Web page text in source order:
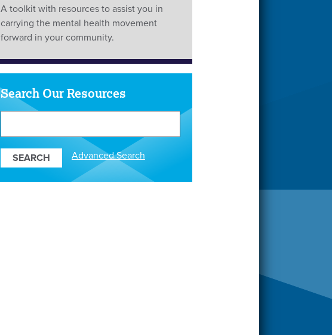
A toolkit with resources to assist you in
carrying the mental health movement
forward in your community.
Search Our Resources
Advanced Search